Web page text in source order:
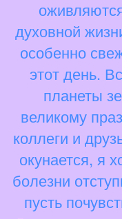
духовной
особенно
этот день.
планеты
великому
коллеги и
окунается, я
болезни
пусть